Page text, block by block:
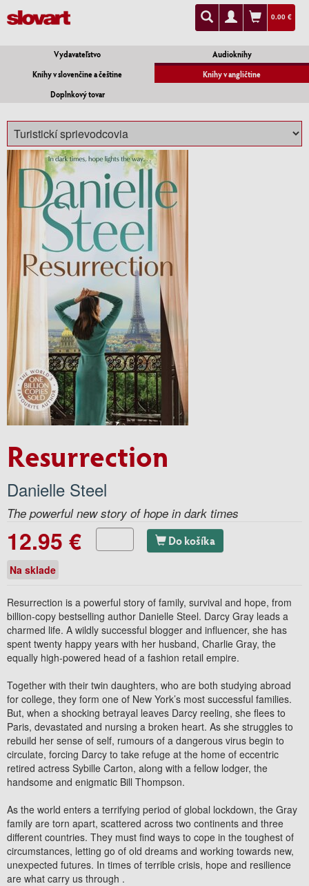
0.00 €
Vydavateľstvo
Audioknihy
Knihy v slovenčine a češtine
Knihy v angličtine
Doplnkový tovar
Resurrection
Danielle Steel
The powerful new story of hope in dark times
12.95 € Do košíka
Na sklade
Resurrection is a powerful story of family, survival and hope, from
billion-copy bestselling author Danielle Steel. Darcy Gray leads a
charmed life. A wildly successful blogger and influencer, she has
spent twenty happy years with her husband, Charlie Gray, the
equally high-powered head of a fashion retail empire.
Together with their twin daughters, who are both studying abroad
for college, they form one of New York’s most successful families.
But, when a shocking betrayal leaves Darcy reeling, she flees to
Paris, devastated and nursing a broken heart. As she struggles to
rebuild her sense of self, rumours of a dangerous virus begin to
circulate, forcing Darcy to take refuge at the home of eccentric
retired actress Sybille Carton, along with a fellow lodger, the
handsome and enigmatic Bill Thompson.
As the world enters a terrifying period of global lockdown, the Gray
family are torn apart, scattered across two continents and three
different countries. They must find ways to cope in the toughest of
circumstances, letting go of old dreams and working towards new,
unexpected futures. In times of terrible crisis, hope and resilience
are what carry us through .